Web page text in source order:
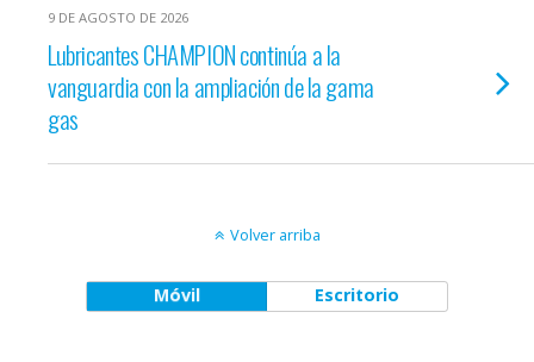
9 DE AGOSTO DE 2026
Lubricantes CHAMPION continúa a la
vanguardia con la ampliación de la gama
gas
Volver arriba
Móvil Escritorio